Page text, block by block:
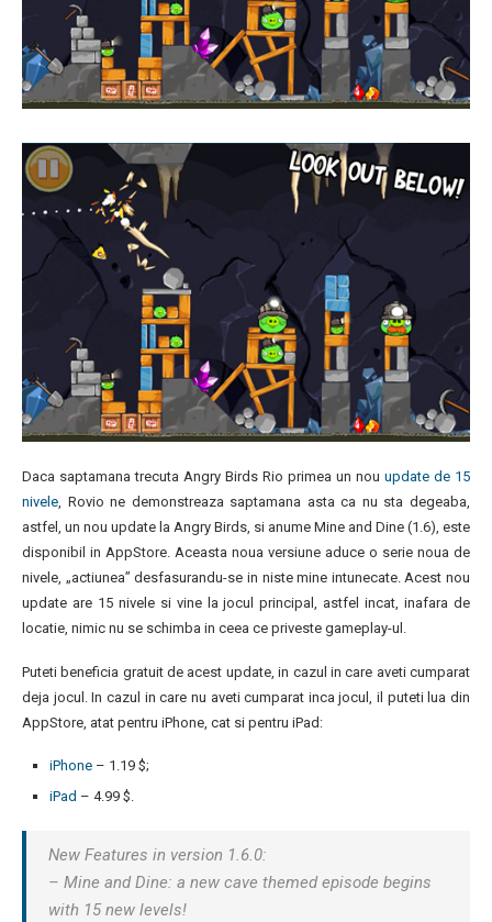
Daca saptamana trecuta Angry Birds Rio primea un nou update de 15
nivele, Rovio ne demonstreaza saptamana asta ca nu sta degeaba,
astfel, un nou update la Angry Birds, si anume Mine and Dine (1.6), este
disponibil in AppStore. Aceasta noua versiune aduce o serie noua de
nivele, „actiunea” desfasurandu-se in niste mine intunecate. Acest nou
update are 15 nivele si vine la jocul principal, astfel incat, inafara de
locatie, nimic nu se schimba in ceea ce priveste gameplay-ul.
Puteti beneficia gratuit de acest update, in cazul in care aveti cumparat
deja jocul. In cazul in care nu aveti cumparat inca jocul, il puteti lua din
AppStore, atat pentru iPhone, cat si pentru iPad:
iPhone – 1.19 $;
iPad – 4.99 $.
New Features in version 1.6.0:
– Mine and Dine: a new cave themed episode begins
with 15 new levels!